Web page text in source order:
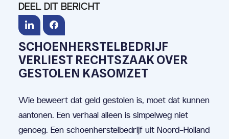
SCHOENHERSTELBEDRIJF
VERLIEST RECHTSZAAK OVER
GESTOLEN KASOMZET
Wie beweert dat geld gestolen is, moet dat kunnen
aantonen. Een verhaal alleen is simpelweg niet
genoeg. Een schoenherstelbedrijf uit Noord-Holland
DEEL DIT BERICHT